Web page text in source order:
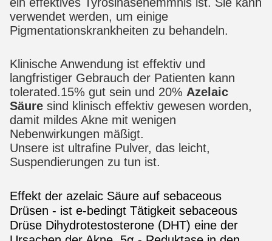
verwendet werden, um einige
Pigmentationskrankheiten zu behandeln.
Klinische Anwendung ist effektiv und
langfristiger Gebrauch der Patienten kann
tolerated.15% gut sein und 20% Azelaic
Säure sind klinisch effektiv gewesen worden,
damit mildes Akne mit wenigen
Nebenwirkungen mäßigt.
Unsere ist ultrafine Pulver, das leicht,
Suspendierungen zu tun ist.
Effekt der azelaic Säure auf sebaceous
Drüsen - ist e-bedingt Tätigkeit sebaceous
Drüse Dihydrotestosterone (DHT) eine der